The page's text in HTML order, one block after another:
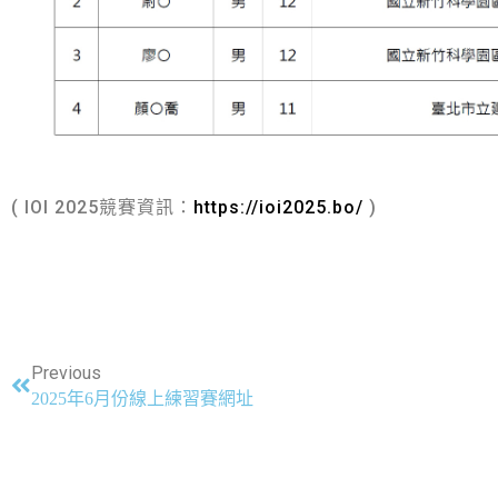
( IOI 2025競賽資訊： https://ioi2025.bo/ )
Previous
2025年6月份線上練習賽網址